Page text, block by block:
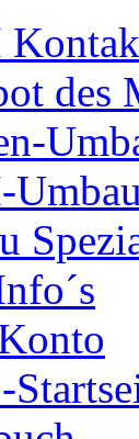
des